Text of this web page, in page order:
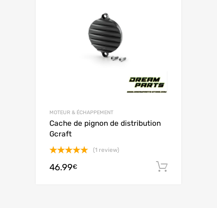
MOTEUR & ÉCHAPPEMENT
Cache de pignon de distribution
Gcraft
sur 5
(1 review)
46.99€